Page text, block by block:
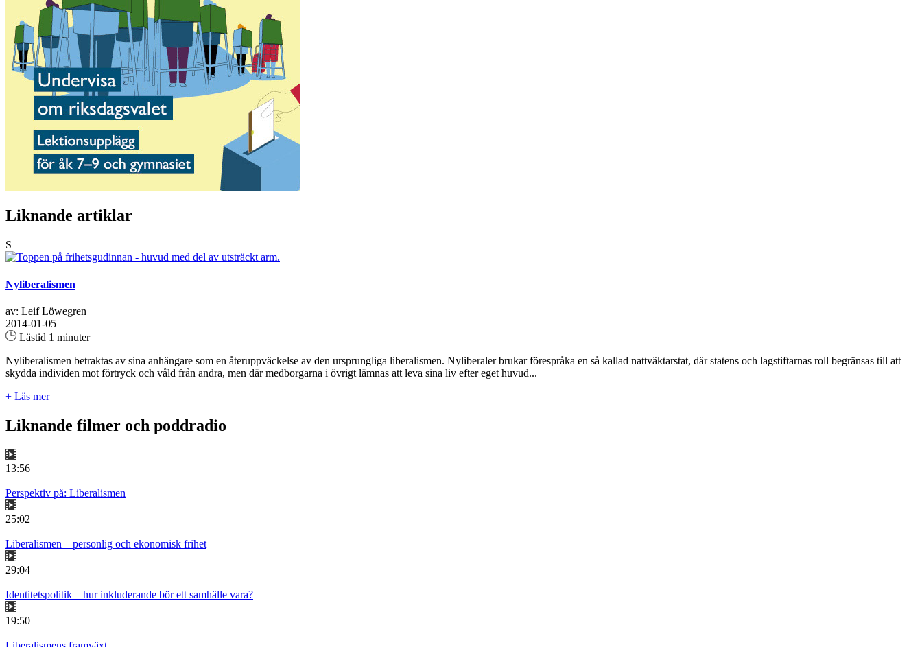
Liknande artiklar
S
Nyliberalismen
av: Leif Löwegren
2014-01-05
Lästid 1 minuter
Nyliberalismen betraktas av sina anhängare som en återuppväckelse av den ursprungliga liberalismen. Nyliberaler brukar förespråka en så kallad nattväktarstat, där statens och lagstiftarnas roll begränsas till att
skydda individen mot förtryck och våld från andra, men där medborgarna i övrigt lämnas att leva sina liv efter eget huvud...
+ Läs mer
Liknande filmer och poddradio
13:56
Perspektiv på: Liberalismen
25:02
Liberalismen – personlig och ekonomisk frihet
29:04
Identitetspolitik – hur inkluderande bör ett samhälle vara?
19:50